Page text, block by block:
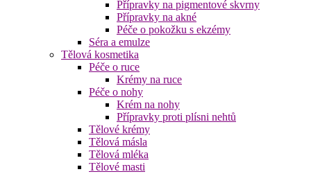
Přípravky na pigmentové skvrny
Přípravky na akné
Péče o pokožku s ekzémy
Séra a emulze
Tělová kosmetika
Péče o ruce
Krémy na ruce
Péče o nohy
Krém na nohy
Přípravky proti plísni nehtů
Tělové krémy
Tělová másla
Tělová mléka
Tělové masti